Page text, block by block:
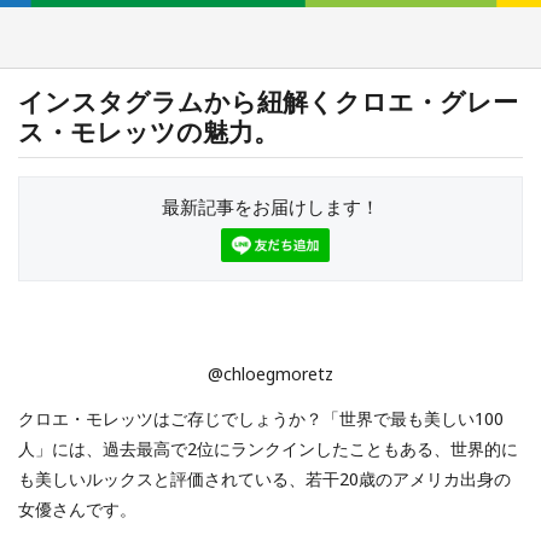
インスタグラムから紐解くクロエ・グレー
ス・モレッツの魅力。
最新記事をお届けします！
@chloegmoretz
クロエ・モレッツはご存じでしょうか？「世界で最も美しい100
人」には、過去最高で2位にランクインしたこともある、世界的に
も美しいルックスと評価されている、若干20歳のアメリカ出身の
女優さんです。